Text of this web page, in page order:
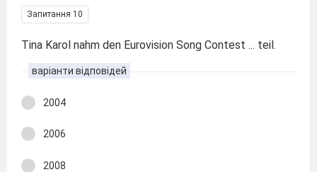
Запитання 10
Tina Karol nahm den Eurovision Song Contest ... teil.
варіанти відповідей
2004
2006
2008